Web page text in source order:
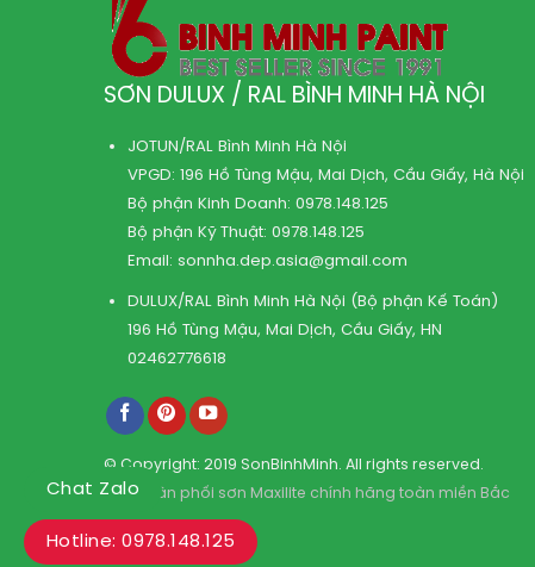
SƠN DULUX / RAL BÌNH MINH HÀ NỘI
JOTUN/RAL Bình Minh Hà Nội
VPGD: 196 Hồ Tùng Mậu, Mai Dịch, Cầu Giấy, Hà Nội
Bộ phận Kinh Doanh:0978.148.125
Bộ phận Kỹ Thuật:0978.148.125
Email: sonnha.dep.asia@gmail.com
DULUX/RAL Bình Minh Hà Nội (Bộ phận Kế Toán)
196 Hồ Tùng Mậu, Mai Dịch, Cầu Giấy, HN
02462776618
© Copyright: 2019 SonBinhMinh. All rights reserved.
Kho phân phối sơn Maxilite chính hãng toàn miền Bắc
Chat Zalo
Hotline: 0978.148.125